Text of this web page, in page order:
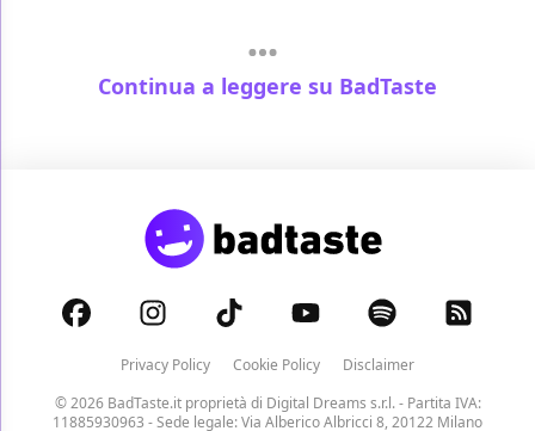
Continua a leggere su BadTaste
Privacy Policy Cookie Policy
Disclaimer
© 2026 BadTaste.it proprietà di Digital Dreams s.r.l.- Partita IVA:
11885930963 - Sede legale: Via Alberico Albricci 8, 20122 Milano